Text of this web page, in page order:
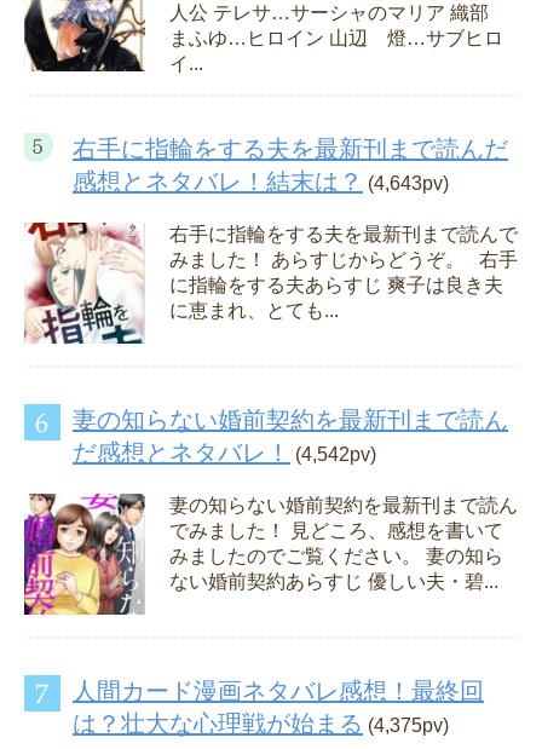
人公 テレサ…サーシャのマリア 織部
まふゆ…ヒロイン 山辺 燈…サブヒロ
イ...
右手に指輪をする夫を最新刊まで読んだ
感想とネタバレ！結末は？ (4,643pv)
右手に指輪をする夫を最新刊まで読んで
みました！ あらすじからどうぞ。 右手
に指輪をする夫あらすじ 爽子は良き夫
に恵まれ、とても...
妻の知らない婚前契約を最新刊まで読ん
だ感想とネタバレ！
(4,542pv)
妻の知らない婚前契約を最新刊まで読ん
でみました！ 見どころ、感想を書いて
みましたのでご覧ください。 妻の知ら
ない婚前契約あらすじ 優しい夫・碧...
人間カード漫画ネタバレ感想！最終回
は？壮大な心理戦が始まる (4,375pv)